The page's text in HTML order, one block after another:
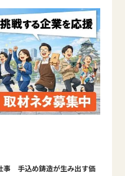
事 手込め鋳造が生み出す価